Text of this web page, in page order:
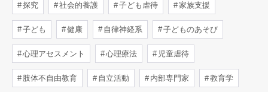
探究 社会的養護 子ども虐待 家族支援
子ども 健康 自律神経系 子どものあそび
心理アセスメント 心理療法 児童虐待
肢体不自由教育 自立活動 内部専門家 教育学